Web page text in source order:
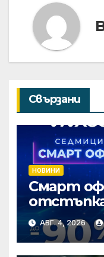
Свързани
НОВИНИ
Смарт
отстъпка
през
АВГ. 4, 2026